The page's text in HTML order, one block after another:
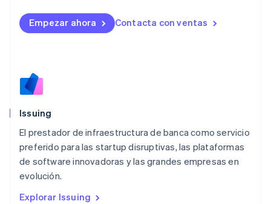
Empezar ahora Contacta con ventas
Issuing
El prestador de infraestructura de banca como servicio
preferido para las startup disruptivas, las plataformas
de software innovadoras y las grandes empresas en
evolución.
Explorar Issuing
Lituania
English
English
México
Noruega
English
Nueva Zelandia
English
Nederlands English